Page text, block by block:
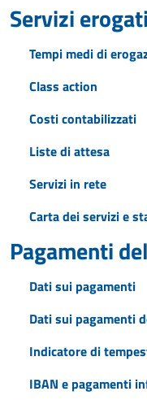
Servizi erogati
Tempi medi di
Class action
Costi contabilizzati
Liste di attesa
Servizi in rete
Carta dei servizi e
Pagamenti
Dati sui pagamenti
Dati sui pagamenti
Indicatore di
IBAN e pagamenti